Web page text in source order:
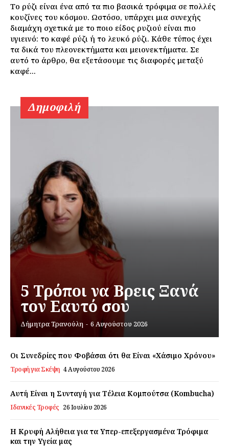
Εγγραφείτε τώρα!
Daily Food
Σχετικά με εμάς
Αποποίηση Ευθυνών
Ο λογαριασμός μου
Το ρύζι είναι ένα από τα πιο βασικά τρόφιμα σε πολλές
κουζίνες του κόσμου. Ωστόσο, υπάρχει μια συνεχής
διαμάχη σχετικά με το ποιο είδος ρυζιού είναι πιο
υγιεινό: το καφέ ρύζι ή το λευκό ρύζι. Κάθε τύπος έχει
τα δικά του πλεονεκτήματα και μειονεκτήματα. Σε
αυτό το άρθρο, θα εξετάσουμε τις διαφορές μεταξύ
καφέ...
Δημοφιλή
5 Τρόποι να Βρεις Ξανά
τον Εαυτό σου
Δήμητρα Τρανούλη - 6 Αυγούστου 2026
Οι Συνεδρίες που Φοβάσαι ότι θα Είναι «Χάσιμο Χρόνου»
Τροφή για Σκέψη 4 Αυγούστου 2026
Αυτή Είναι η Συνταγή για Τέλεια Κομπούτσα (Kombucha)
Ιδανικές Τροφές 26 Ιουλίου 2026
Η Κρυφή Αλήθεια για τα Υπερ-επεξεργασμένα Τρόφιμα
και την Υγεία μας